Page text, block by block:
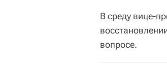
В среду вице-
вопросе.